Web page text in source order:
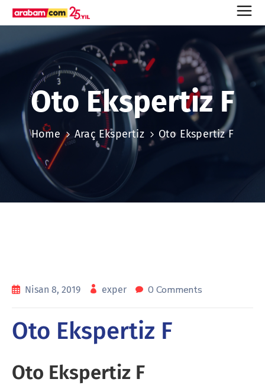
Oto Ekspertiz F
Home Araç Ekspertiz Oto Ekspertiz F
Nisan 8, 2019 exper 0 Comments
Oto Ekspertiz F
Oto Ekspertiz F